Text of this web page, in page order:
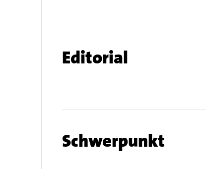
Chapter
name
Editorial
Chapter
name
Schwerpunkt